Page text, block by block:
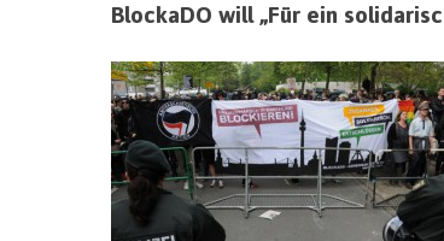
BlockaDO will „Für ein